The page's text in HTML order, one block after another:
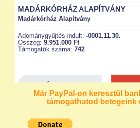
Már PayPal-on keresztül
támogathatod betegeink